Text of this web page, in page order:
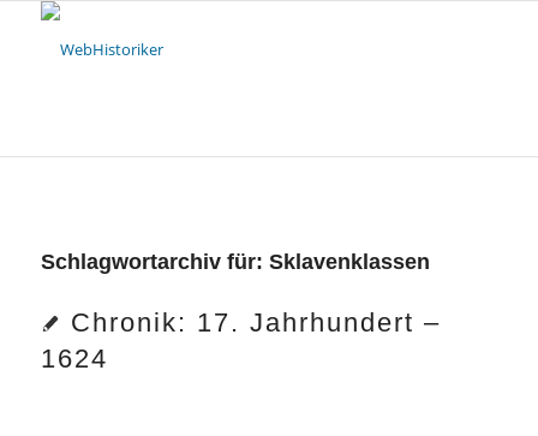
Schlagwortarchiv für: Sklavenklassen
Chronik: 17. Jahrhundert –
1624